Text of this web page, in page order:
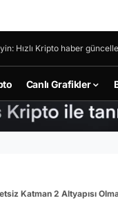
Hızlı Kripto haber
Canlı Grafikler
Katman 2 Altyapısı